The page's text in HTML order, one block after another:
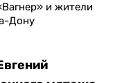
и жители
Дону